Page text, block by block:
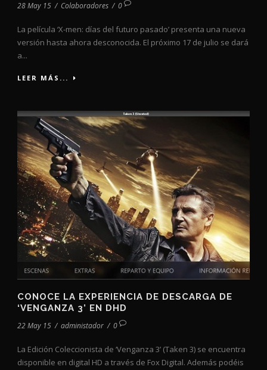
28 May 15 / Colaboradores / 0
La película ‘X-men: días del futuro pasado’ presenta una nueva
versión hasta ahora desconocida. El próximo 17 de julio se dará
a...
LEER MÁS...
CONOCE LA EXPERIENCIA DE DESCARGA DE
‘VENGANZA 3’ EN DHD
22 May 15 / administador / 0
La Edición Coleccionista de ‘Venganza 3’ (Taken 3) se encuentra
disponible en digital HD a través de Fox Digital. Además podéis